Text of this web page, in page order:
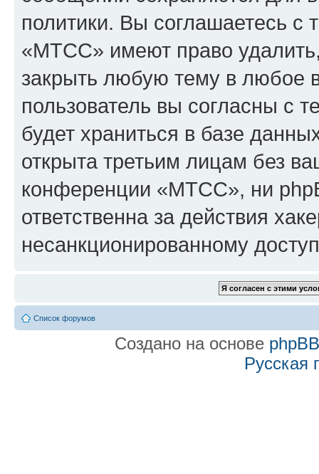
политики. Вы соглашаетесь
«МТСС» имеют право удалить,
закрыть любую тему в любое
пользователь вы согласны с
будет храниться в базе
открыта третьим лицам без
конференции «МТСС», ни
ответственна за действия
несанкционированному
Список форумов
Создано на основе phpBB
Русская